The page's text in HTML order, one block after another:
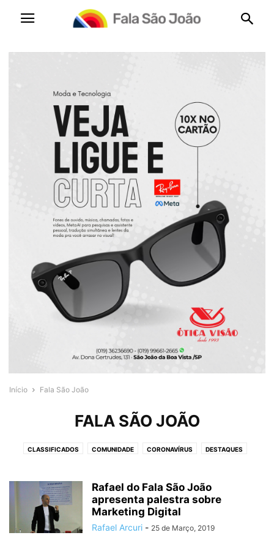
Início Fala São João
FALA SÃO JOÃO
CLASSIFICADOS COMUNIDADE CORONAVÍRUS DESTAQUES
LANCHONETE NOTÍCIAS
TAMBÁU TÁXI VARGEM GRANDE DO SUL
VEREADORA JOCELI MARIOZI
Rafael do Fala São João
apresenta palestra sobre
Marketing Digital
Rafael Arcuri - 25 de Março, 2019